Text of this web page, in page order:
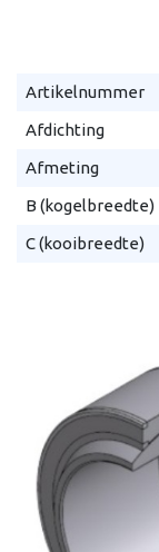
Artikelnummer
Afdichting
Afmeting
B (kogelbreedte)
C (kooibreedte)